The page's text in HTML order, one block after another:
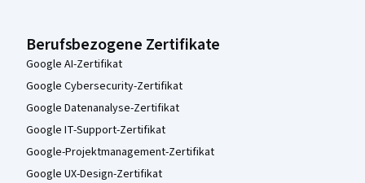
Berufsbezogene Zertifikate
Google AI-Zertifikat
Google Cybersecurity-Zertifikat
Google Datenanalyse-Zertifikat
Google IT-Support-Zertifikat
Google-Projektmanagement-Zertifikat
Google UX-Design-Zertifikat